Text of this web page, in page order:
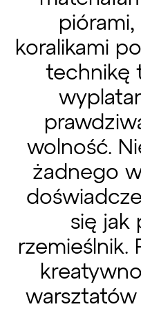
koralikami
technikę
wolność.
żadnego
się jak
rzemieślnik.
warsztatów